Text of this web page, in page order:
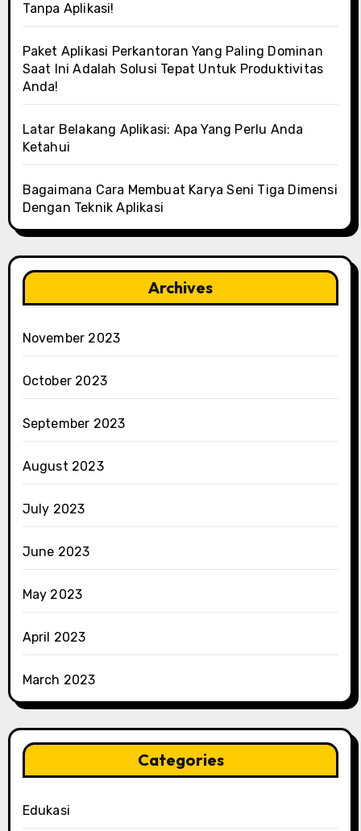
Tanpa Aplikasi!
Paket Aplikasi Perkantoran Yang Paling Dominan
Saat Ini Adalah Solusi Tepat Untuk Produktivitas
Anda!
Latar Belakang Aplikasi: Apa Yang Perlu Anda
Ketahui
Bagaimana Cara Membuat Karya Seni Tiga Dimensi
Dengan Teknik Aplikasi
Archives
November 2023
October 2023
September 2023
August 2023
July 2023
June 2023
May 2023
April 2023
March 2023
Categories
Edukasi